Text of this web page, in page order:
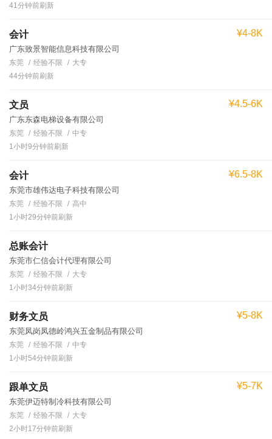
41分钟前刷新
会计
广东致景智能信息科技有限公司
¥4-8K
东莞 经验不限
大专
44分钟前刷新
文员
广东东森电梯设备有限公司
¥4.5-6K
东莞 经验不限
中专
1小时9分钟前刷新
会计
东莞市雄伟达电子科技有限公司
¥6.5-8K
东莞 经验不限
高中
1小时29分钟前刷新
总账会计
东莞市仁信会计代理有限公司
东莞 经验不限
大专
1小时34分钟前刷新
财务文员
东莞凤岗凤德岭鸿兴五金制品有限公司
¥5-8K
东莞 经验不限
中专
1小时54分钟前刷新
跟单文员
东莞伊迈特制冷科技有限公司
¥5-7K
东莞 经验不限
大专
2小时17分钟前刷新